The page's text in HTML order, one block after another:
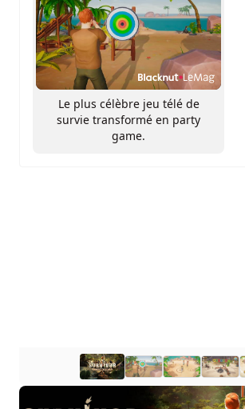
Le plus célèbre jeu télé de
survie transformé en party
game.